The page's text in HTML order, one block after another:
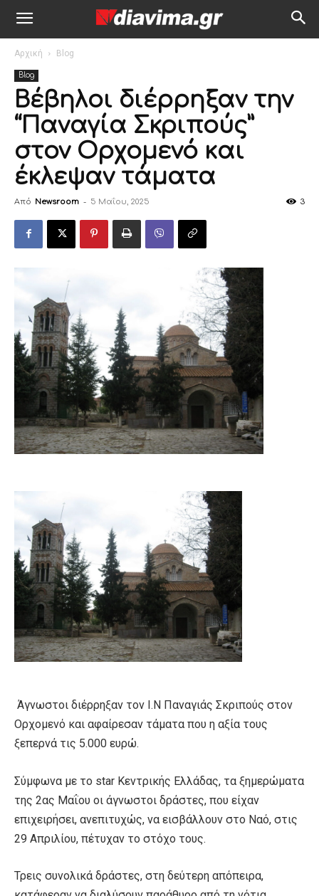
Αρχική Blog
Blog
Βέβηλοι διέρρηξαν την
“Παναγία Σκριπούς”
στον Ορχομενό και
έκλεψαν τάματα
Από Newsroom - 5 Μαΐου, 2025 3
Άγνωστοι διέρρηξαν τον Ι.Ν Παναγιάς Σκριπούς στον
Ορχομενό και αφαίρεσαν τάματα που η αξία τους
ξεπερνά τις 5.000 ευρώ.
Σύμφωνα με το star Κεντρικής Ελλάδας, τα ξημερώματα
της 2ας Μαΐου οι άγνωστοι δράστες, που είχαν
επιχειρήσει, ανεπιτυχώς, να εισβάλλουν στο Ναό, στις
29 Απριλίου, πέτυχαν το στόχο τους.
Τρεις συνολικά δράστες, στη δεύτερη απόπειρα,